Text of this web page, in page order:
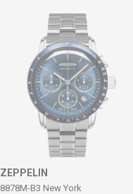
ZEPPELIN
8878M-B3 New York